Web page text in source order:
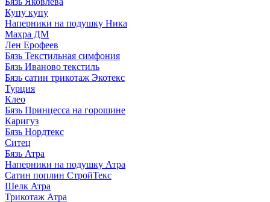
Купу купу
Наперники на подушку Ника
Махра ДМ
Лен Ерофеев
Бязь Текстильная симфония
Бязь Иваново текстиль
Бязь сатин трикотаж Экотекс
Турция
Клео
Бязь Принцесса на горошине
Каригуз
Бязь Нордтекс
Ситец
Бязь Атра
Наперники на подушку Атра
Сатин поплин СтройТекс
Шелк Атра
Трикотаж Атра